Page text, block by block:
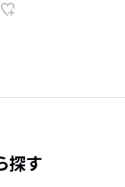
探す